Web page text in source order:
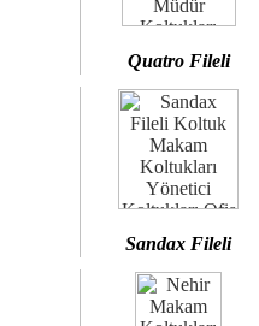
Quatro Fileli
Sandax Fileli